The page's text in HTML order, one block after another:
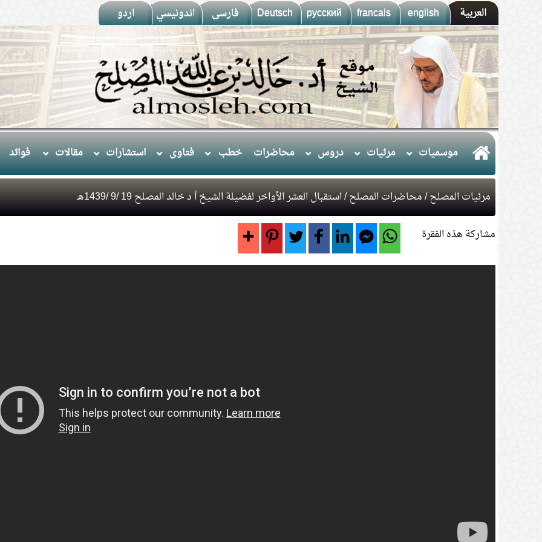
العربية english
francais
русский
Deutsch فارسى اندونيسي اردو
موسميات مرئيات دروس محاضرات خطب فتاوى استشارات مقالات فوائد
مرئيات المصلح/محاضرات المصلح/ استقبال العشر الأواخر لفضيلة الشيخ أ د خالد المصلح 19 /9 /1439هـ
مشاركة هذه الفقرة
1. (10) التعليق على كتاب الحج من الكافي
8. (3) التعليق على كتاب الحج من الكافي
هل قولهم(تفاءلوا
3. لماذا خص الصدقة في
1. محاضرة حريق الشهوات